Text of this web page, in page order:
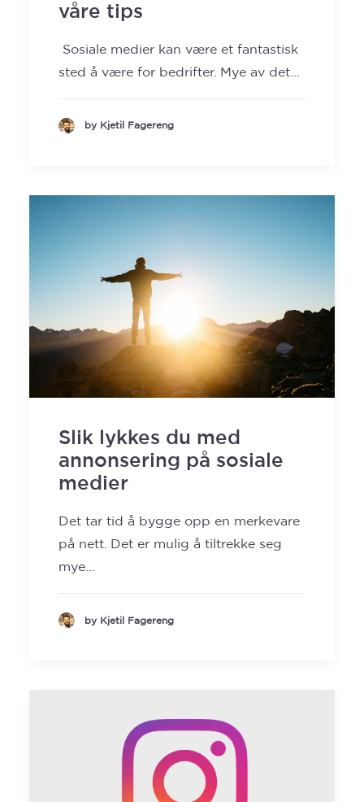
våre tips
Sosiale medier kan være et fantastisk
sted å være for bedrifter. Mye av det…
by Kjetil Fagereng
Slik lykkes du med
annonsering på sosiale
medier
Det tar tid å bygge opp en merkevare
på nett. Det er mulig å tiltrekke seg
mye…
by Kjetil Fagereng